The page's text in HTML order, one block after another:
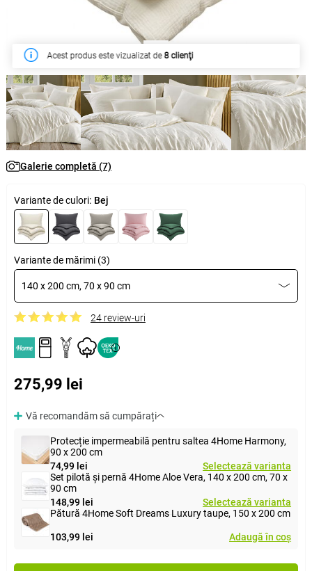
În săptămâna acesta a fost cumpărat de
Galerie completă (7)
Variante de culori: Bej
Variante de mărimi (3)
140 x 200 cm, 70 x 90 cm
24 review-uri
275,99 lei
Vă recomandăm să cumpărați
Protecție impermeabilă pentru saltea 4Home Harmony,
90 x 200 cm
74,99 lei
Selectează varianta
Set pilotă și pernă 4Home Aloe Vera, 140 x 200 cm, 70 x
90 cm
148,99 lei
Selectează varianta
Pătură 4Home Soft Dreams Luxury taupe, 150 x 200 cm
103,99 lei Adaugă în coș